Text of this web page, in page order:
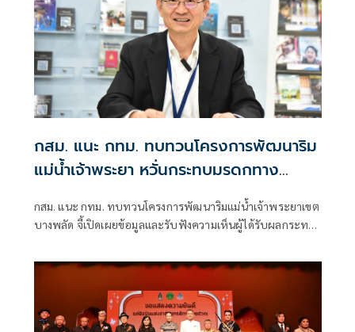
กสม. แนะ กทม. ทบทวนโครงการพัฒนาริม
แม่น้ำเจ้าพระยา หวั่นกระทบมรดกทาง
กสม. แนะ กทม. ทบทวนโครงการพัฒนาริมแม่น้ำเจ้าพระยาเขต
บางพลัด จี้เปิดเผยข้อมูลและรับฟังความเห็นผู้ได้รับผลกระทบ
มรดกทางวัฒนธรรม